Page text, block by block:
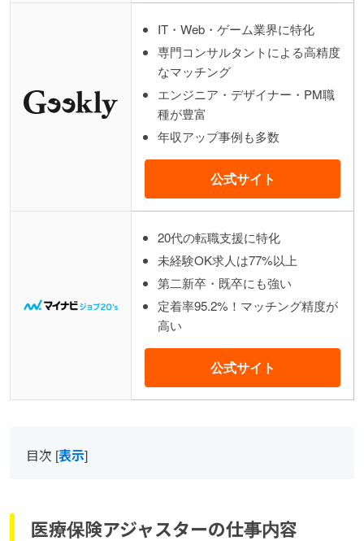
IT・Web・ゲーム業界に特化
専門コンサルタントによる高精度
なマッチング
エンジニア・デザイナー・PM職
種が豊富
年収アップ事例も多数
公式サイト
20代の転職支援に特化
未経験OK求人は77%以上
第二新卒・既卒にも強い
定着率95.2%！マッチング精度が
高い
公式サイト
目次 [表示]
医療保険アジャスターの仕事内容